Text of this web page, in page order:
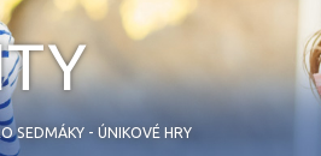
SEDMÁKY - ÚNIKOVÉ HRY